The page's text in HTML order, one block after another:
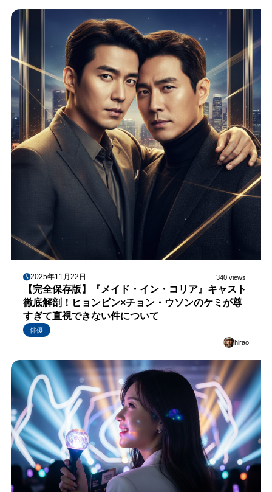
2025年11月22日 340 views
【完全保存版】『メイド・イン・コリア』キャスト
徹底解剖！ヒョンビン×チョン・ウソンのケミが尊
すぎて直視できない件について
俳優
hirao